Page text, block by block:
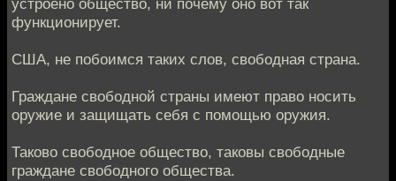
устроено общество, ни почему оно вот так
функционирует.
США, не побоимся таких слов, свободная страна.
Граждане свободной страны имеют право носить
оружие и защищать себя с помощью оружия.
Таково свободное общество, таковы свободные
граждане свободного общества.